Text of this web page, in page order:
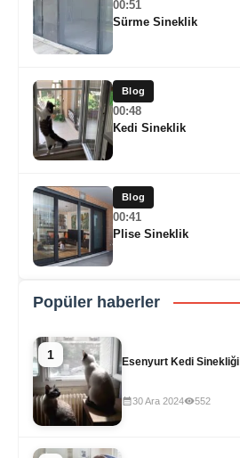
00:51
Sürme Sineklik
Blog
00:48
Kedi Sineklik
Blog
00:41
Plise Sineklik
Popüler haberler
1 Esenyurt Kedi Sinekliği
30 Ara 2024 552